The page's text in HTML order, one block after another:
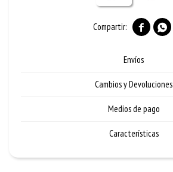
 
Envíos
Cambios y Devoluciones
Medios de pago
Características